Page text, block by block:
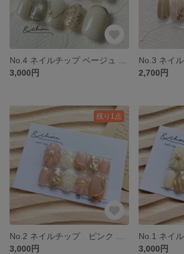
3,000円
2,700円
残り1点
3,000円
3,000円